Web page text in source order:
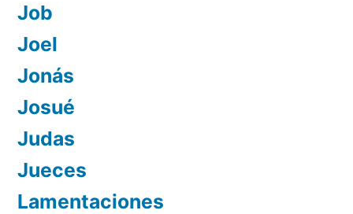
Job
Joel
Jonás
Josué
Judas
Jueces
Lamentaciones